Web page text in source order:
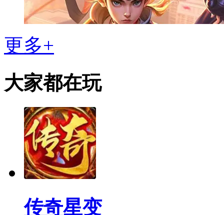
更多+
大家都在玩
传奇星变